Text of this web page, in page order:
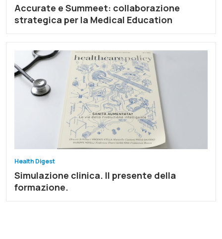
Accurate e Summeet: collaborazione
strategica per la Medical Education
Health Digest
Simulazione clinica. Il presente della
formazione.